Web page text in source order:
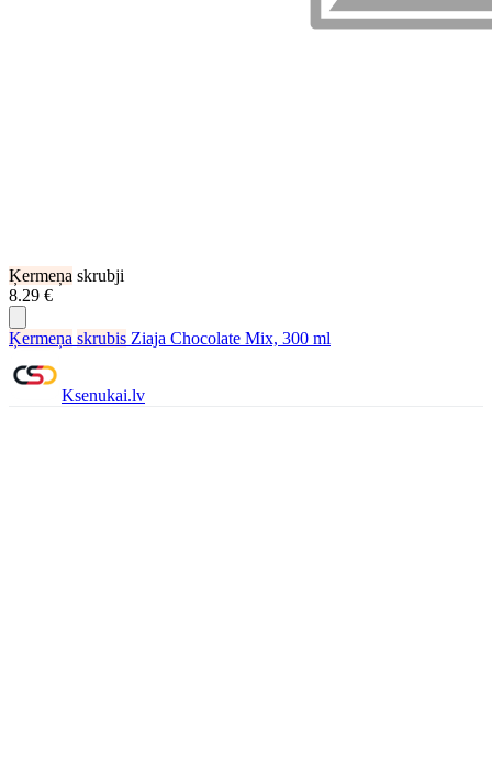
Ķermeņa skrubji
8.29 €
Ķermeņa skrubis Ziaja Chocolate Mix, 300 ml
Ksenukai.lv